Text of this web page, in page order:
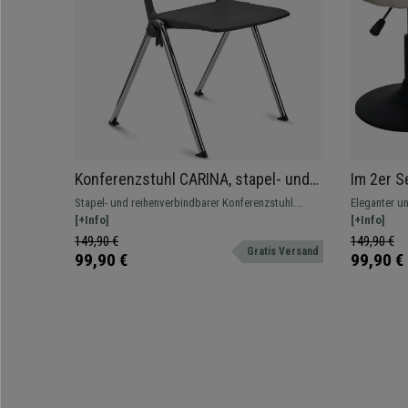
Konferenzstuhl CARINA, stapel- und
reihenverbindbar, verchromtes
Stahlgestell, Farbe Grau
Stapel- und reihenverbindbarer Konferenzstuhl.
Attraktives modernes Design, erhältlich auch
gepolstert, mit Schreibbrett und Armlehnen
[+Info]
149,90 €
99,90 € Gratis Versand
Im 2er
360º
bequem
Eleganter
einsetzbar,
robustem
[+Info]
149,90 €
99,90 €